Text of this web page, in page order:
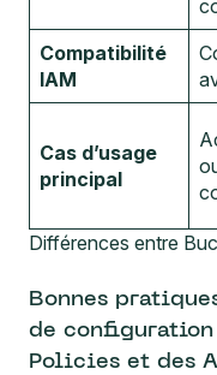
Compatibilité
IAM
Cas d’usage
principal
Différences entre
Bonnes
de configuration
Policies et des